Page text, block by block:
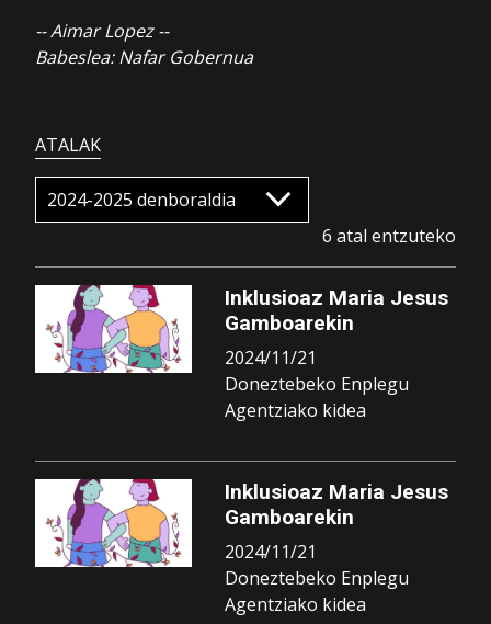
-- Aimar Lopez --
Babeslea: Nafar Gobernua
ATALAK
6 atal entzuteko
Inklusioaz Maria Jesus
Gamboarekin
2024/11/21
Doneztebeko Enplegu
Agentziako kidea
Inklusioaz Maria Jesus
Gamboarekin
2024/11/21
Doneztebeko Enplegu
Agentziako kidea